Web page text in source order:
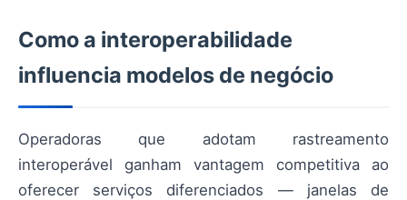
Como a interoperabilidade
influencia modelos de negócio
Operadoras que adotam rastreamento
interoperável ganham vantagem competitiva ao
oferecer serviços diferenciados — janelas de